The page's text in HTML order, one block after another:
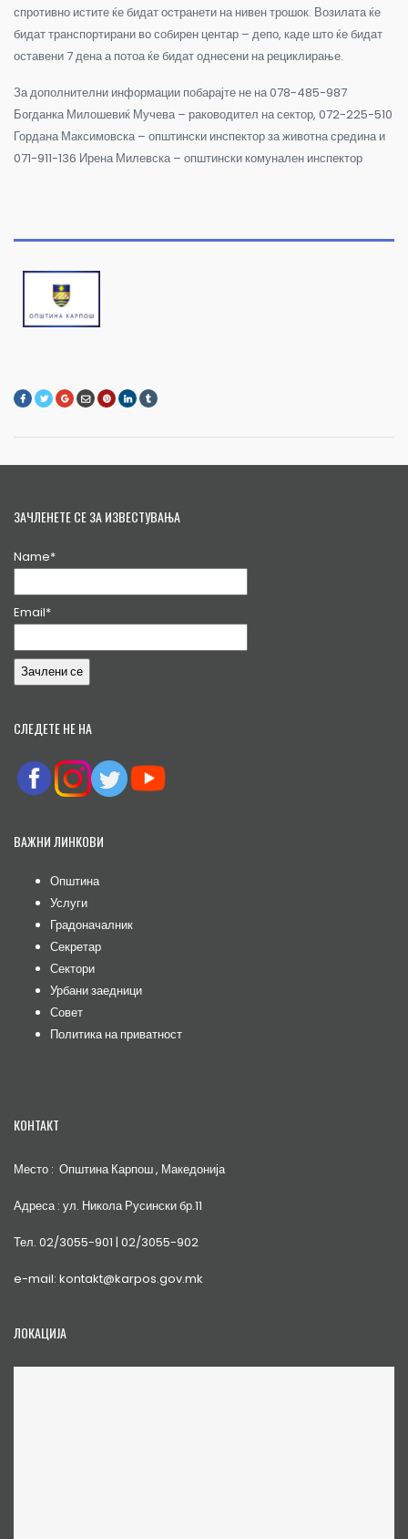
спротивно истите ќе бидат остранети на нивен трошок. Возилата ќе
бидат транспортирани во собирен центар – депо, каде што ќе бидат
оставени 7 дена а потоа ќе бидат однесени на рециклирање.
За дополнителни информации побарајте не на 078-485-987
Богданка Милошевиќ Мучева – раководител на сектор, 072-225-510
Гордана Максимовска – општински инспектор за животна средина и
071-911-136 Ирена Милевска – општински комунален инспектор
ЗАЧЛЕНЕТЕ СЕ ЗА ИЗВЕСТУВАЊА
Name*
Email*
СЛЕДЕТЕ НЕ НА
ВАЖНИ ЛИНКОВИ
Општина
Услуги
Градоначалник
Секретар
Сектори
Урбани заедници
Совет
Политика на приватност
КОНТАКТ
Место : Општина Карпош , Македонија
Адреса : ул. Никола Русински бр.11
Тел. 02/3055-901 | 02/3055-902
e-mail: kontakt@karpos.gov.mk
ЛОКАЦИЈА